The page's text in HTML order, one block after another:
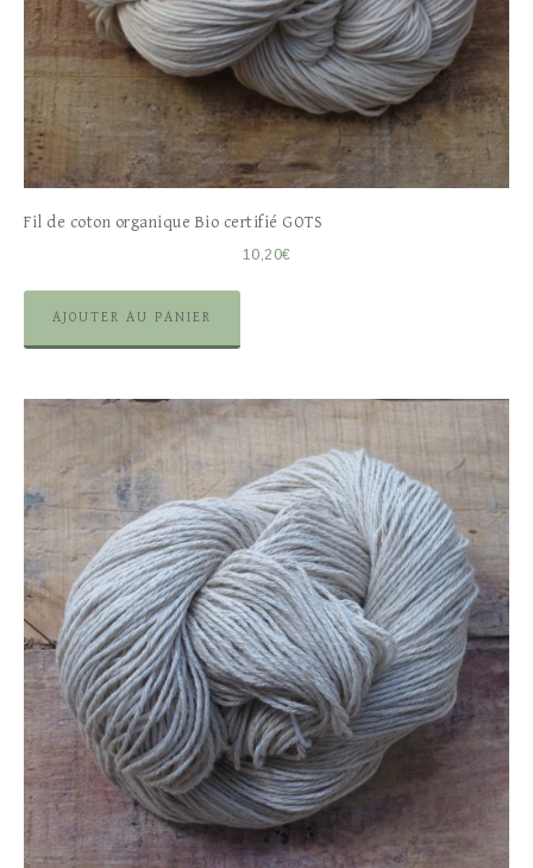
Fil de coton organique Bio certifié GOTS
10,20€
AJOUTER AU PANIER